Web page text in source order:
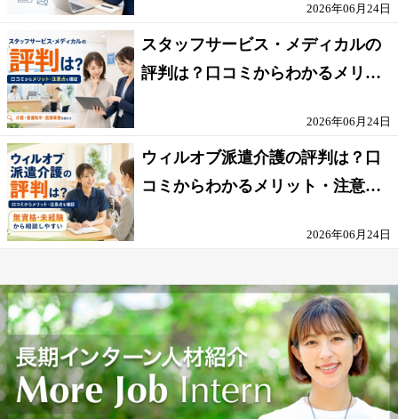
2026年06月24日
スタッフサービス・メディカルの
評判は？口コミからわかるメリッ
2026年06月24日
ウィルオブ派遣介護の評判は？口
コミからわかるメリット・注意点
2026年06月24日